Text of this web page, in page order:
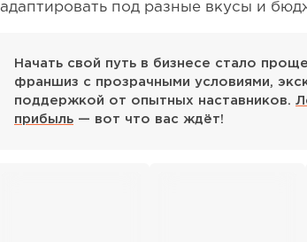
адаптировать под разные вкусы и
Начать свой путь в бизнесе стало
франшиз с прозрачными условиями,
поддержкой от опытных наставников.
прибыль — вот что вас ждёт!